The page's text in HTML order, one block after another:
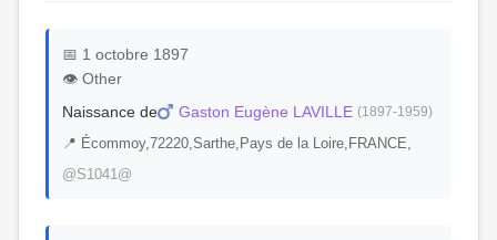
📅 1 octobre 1897
👁️ Other
Naissance de
Gaston Eugène LAVILLE (1897-1959)
📍 Écommoy,72220,Sarthe,Pays de la Loire,FRANCE,
@S1041@